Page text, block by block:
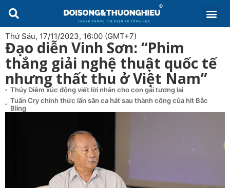
Thứ Sáu, 17/11/2023, 16:00 (GMT+7)
Đạo diễn Vinh Sơn: “Phim
thắng giải nghệ thuật quốc tế
nhưng thất thu ở Việt Nam”
Thúy Diễm xúc động viết lời nhắn cho con gái tương lai
Tuấn Cry chính thức lấn sân ca hát sau thành công của hit Bắc
Bling